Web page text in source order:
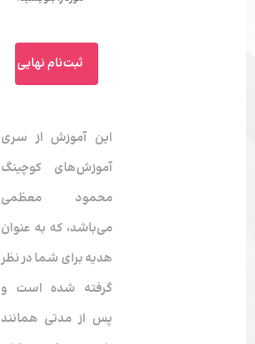
این آموزش از سری
آموزش‌هایکوچینگ
محمود معظمی
می‌باشد، که به‌ عنوان
هدیه برای شما در نظر
گرفته شده است و
پس از مدتی همانند